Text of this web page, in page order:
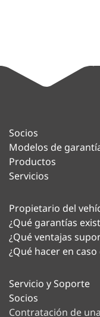
Socios
Modelos de
Productos
Servicios
Propietario del
¿Qué garantías
¿Qué ventajas
¿Qué hacer en caso
Servicio y Soporte
Socios
Contratación de